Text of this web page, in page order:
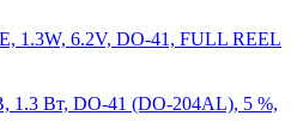
1.3W, 6.2V, DO-41, FULL REEL
1.3 Вт, DO-41 (DO-204AL), 5 %,